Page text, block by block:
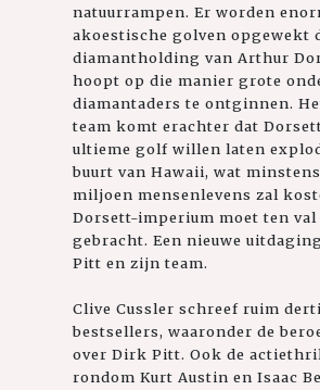
natuurrampen. Er worden
akoestische golven opgewekt
diamantholding van Arthur
hoopt op die manier grote
diamantaders te ontginnen.
team komt erachter dat
ultieme golf willen laten
buurt van Hawaii, wat
miljoen mensenlevens zal
Dorsett-imperium moet ten val
gebracht. Een nieuwe
Pitt en zijn team.
Clive Cussler schreef ruim
bestsellers, waaronder de
over Dirk Pitt. Ook de
rondom Kurt Austin en Isaac